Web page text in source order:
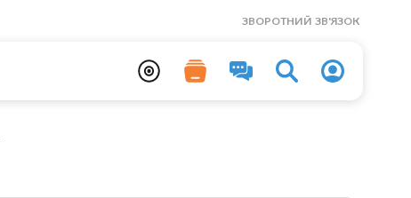
ЗВОРОТНИЙ ЗВ'ЯЗОК